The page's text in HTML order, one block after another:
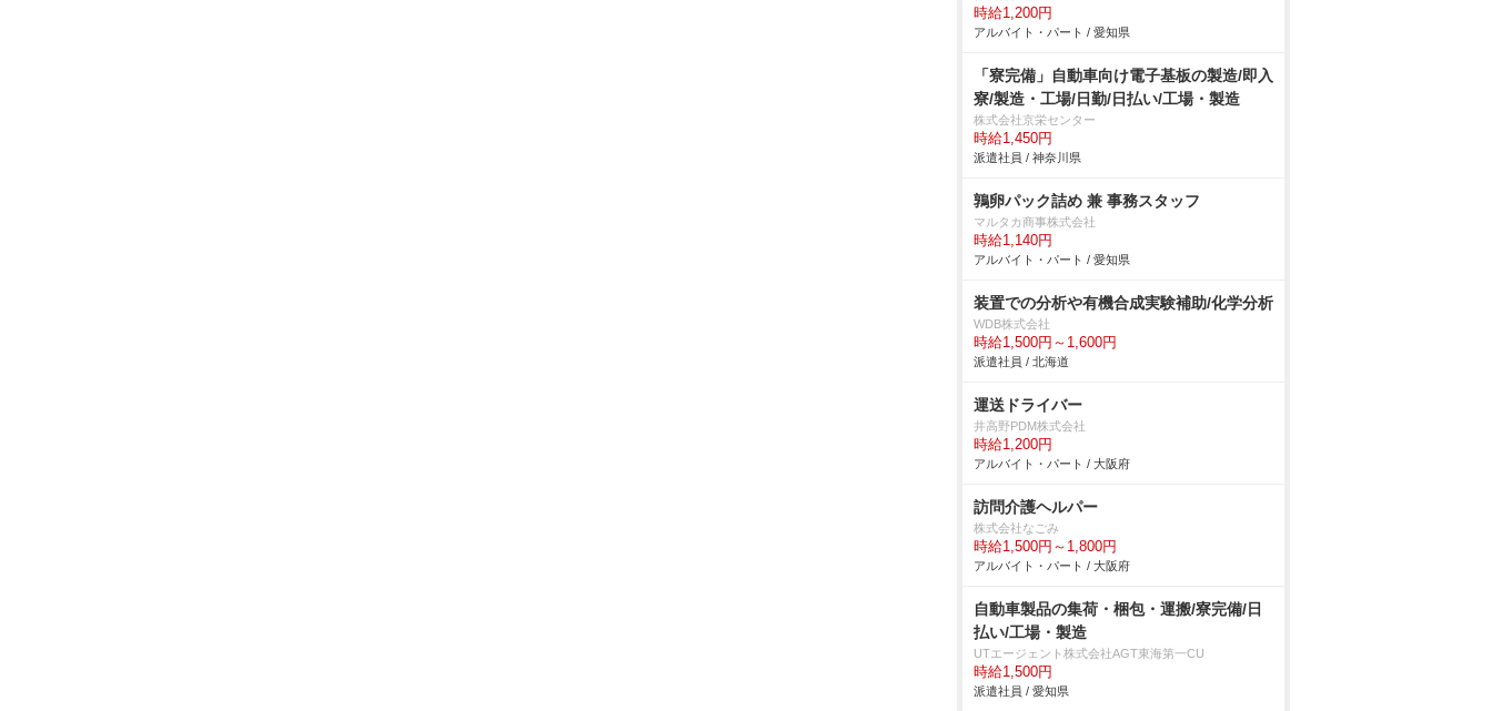
時給1,200円
アルバイト・パート / 愛知県
「寮完備」自動車向け電子基板の製造/即入
寮/製造・工場/日勤/日払い/工場・製造
株式会社京栄センター
時給1,450円
派遣社員 / 神奈川県
鶉卵パック詰め 兼 事務スタッフ
マルタカ商事株式会社
時給1,140円
アルバイト・パート / 愛知県
装置での分析や有機合成実験補助/化学分析
WDB株式会社
時給1,500円～1,600円
派遣社員 / 北海道
運送ドライバー
井高野PDM株式会社
時給1,200円
アルバイト・パート / 大阪府
訪問介護ヘルパー
株式会社なごみ
時給1,500円～1,800円
アルバイト・パート / 大阪府
自動車製品の集荷・梱包・運搬/寮完備/日
払い/工場・製造
UTエージェント株式会社AGT東海第一CU
時給1,500円
派遣社員 / 愛知県